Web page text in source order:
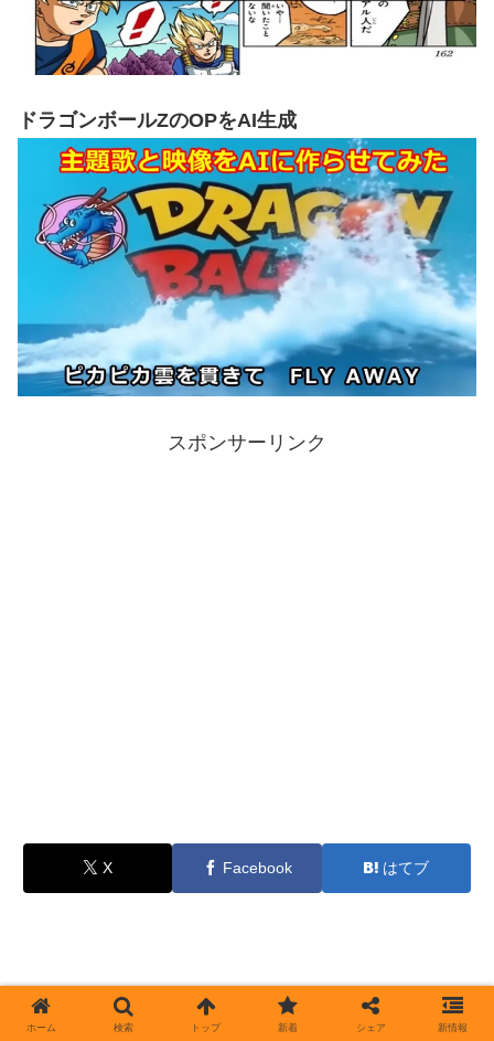
ドラゴンボールZのOPをAI生成
スポンサーリンク
X Facebook はてブ
ホーム 検索 トップ 新着 シェア 新情報